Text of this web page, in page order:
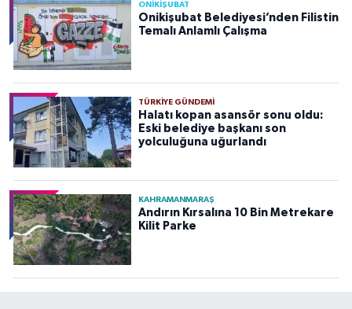
ONİKİŞUBAT
Onikişubat Belediyesi’nden Filistin
Temalı Anlamlı Çalışma
TÜRKIYE GÜNDEMI
Halatı kopan asansör sonu oldu:
Eski belediye başkanı son
yolculuğuna uğurlandı
KAHRAMANMARAŞ
Andırın Kırsalına 10 Bin Metrekare
Kilit Parke